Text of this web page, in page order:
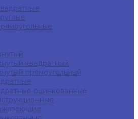
квадратный
прямоугольный
оцинкованные